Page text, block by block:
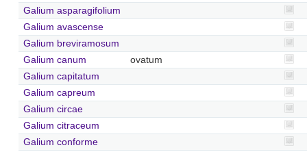
Galium asparagifolium
Galium avascense
Galium breviramosum
Galium canum
ovatum
Galium capitatum
Galium capreum
Galium circae
Galium citraceum
Galium conforme